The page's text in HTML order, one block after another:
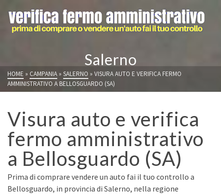
Salerno
HOME » CAMPANIA » SALERNO » VISURA AUTO E VERIFICA FERMO
AMMINISTRATIVO A BELLOSGUARDO (SA)
Visura auto e verifica
fermo amministrativo
a Bellosguardo (SA)
Prima di comprare vendere un auto fai il tuo controllo a
Bellosguardo, in provincia di Salerno, nella regione